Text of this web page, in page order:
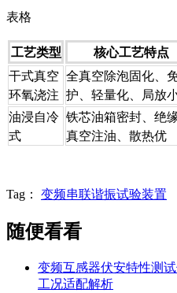
表格
工艺类型 核心工艺特点
干式真空
环氧浇注
全真空除泡固化、
护、轻量化、局放
油浸自冷
式
铁芯油箱密封、绝
真空注油、散热优
Tag： 变频串联谐振试验装置
随便看看
变频互感器伏安特性测
工况适配解析